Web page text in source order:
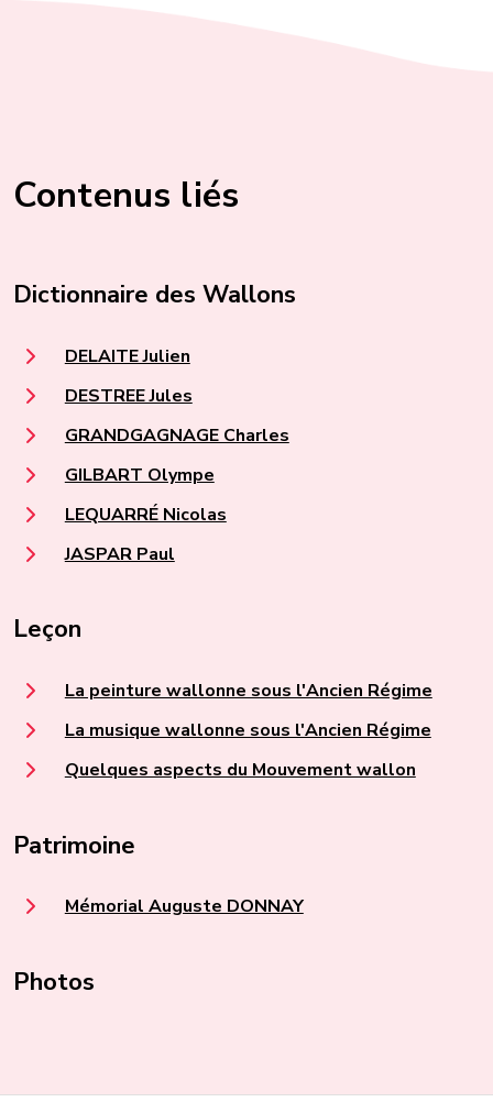
Contenus liés
Dictionnaire des Wallons
DELAITE Julien
DESTREE Jules
GRANDGAGNAGE Charles
GILBART Olympe
LEQUARRÉ Nicolas
JASPAR Paul
Leçon
La peinture wallonne sous l'Ancien Régime
La musique wallonne sous l'Ancien Régime
Quelques aspects du Mouvement wallon
Patrimoine
Mémorial Auguste DONNAY
Photos